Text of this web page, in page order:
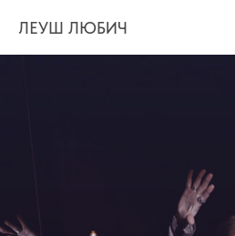
ЛЕУШ ЛЮБИЧ